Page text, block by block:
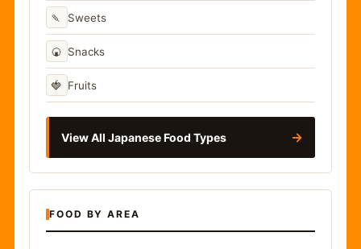
🍡 Sweets
🍘 Snacks
🍓 Fruits
View All Japanese Food Types →
FOOD BY AREA